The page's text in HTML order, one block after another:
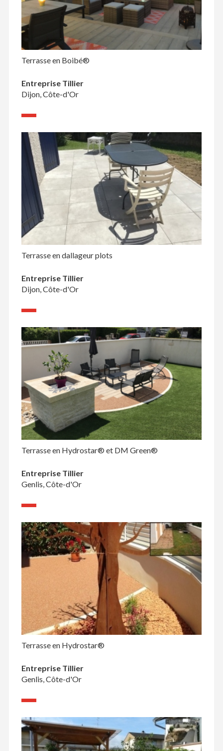
Terrasse en Boibé®
Entreprise Tillier
Dijon, Côte-d'Or
Terrasse en dallageur plots
Entreprise Tillier
Dijon, Côte-d'Or
Terrasse en Hydrostar® et DM Green®
Entreprise Tillier
Genlis, Côte-d'Or
Terrasse en Hydrostar®
Entreprise Tillier
Genlis, Côte-d'Or